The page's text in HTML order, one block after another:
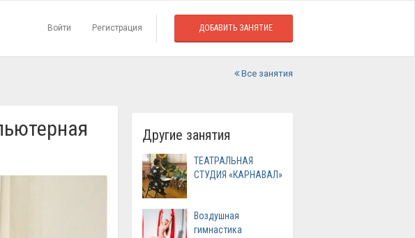
Войти Регистрация ДОБАВИТЬ ЗАНЯТИЕ
Все занятия
Другие занятия
ТЕАТРАЛЬНАЯ
СТУДИЯ «КАРНАВАЛ»
Воздушная
гимнастика